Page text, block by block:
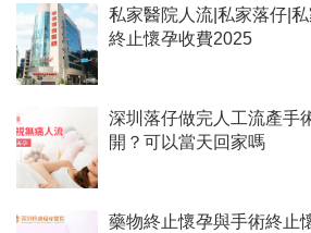
私家醫院人流|私家落仔|
終止懷孕收費2025
深圳落仔做完人工流產手
開？可以當天回家嗎
藥物終止懷孕與手術終止